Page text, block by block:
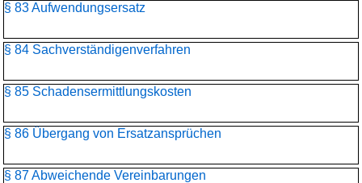
§ 83 Aufwendungsersatz
§ 84 Sachverständigenverfahren
§ 85 Schadensermittlungskosten
§ 86 Übergang von Ersatzansprüchen
§ 87 Abweichende Vereinbarungen